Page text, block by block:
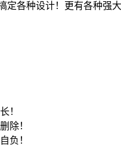
定各种设计！更有各种
！
除！
负！